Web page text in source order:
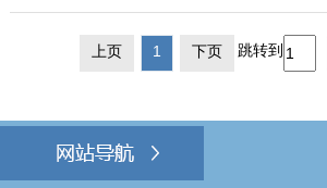
上页 1 下页 跳转到